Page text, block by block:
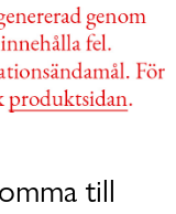
till